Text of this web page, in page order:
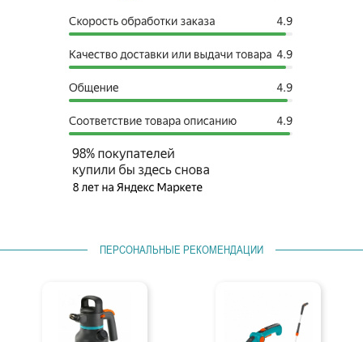
ПЕРСОНАЛЬНЫЕ РЕКОМЕНДАЦИИ